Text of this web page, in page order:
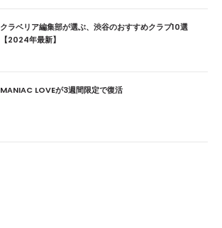
クラベリア編集部が選ぶ、渋谷のおすすめクラブ10選
【2024年最新】
MANIAC LOVEが3週間限定で復活